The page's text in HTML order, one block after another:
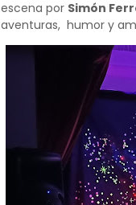
escena por Simón
aventuras, humor y